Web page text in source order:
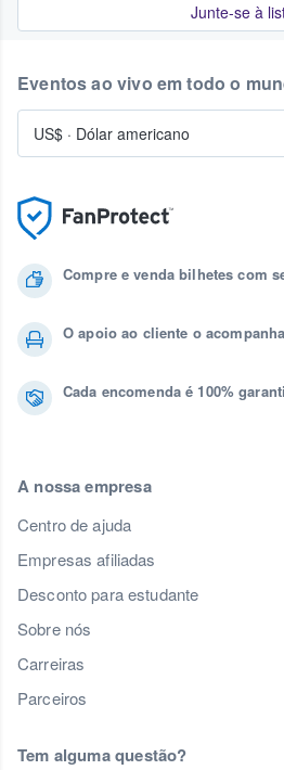
Junte-se à
Compre e venda bilhetes com
O apoio ao cliente o
Cada encomenda é 100%
A nossa empresa
Centro de ajuda
Empresas afiliadas
Desconto para estudante
Sobre nós
Carreiras
Parceiros
Tem alguma questão?
Eventos ao vivo em todo o
US$ · Dólar americano